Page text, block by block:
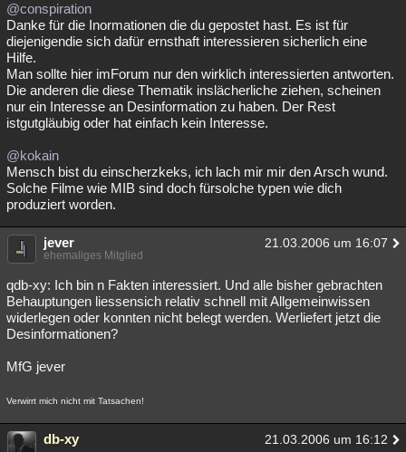
@conspiration
Danke für die Inormationen die du gepostet hast. Es ist für
diejenigendie sich dafür ernsthaft interessieren sicherlich eine
Hilfe.
Man sollte hier imForum nur den wirklich interessierten antworten.
Die anderen die diese Thematik inslächerliche ziehen, scheinen
nur ein Interesse an Desinformation zu haben. Der Rest
istgutgläubig oder hat einfach kein Interesse.
@kokain
Mensch bist du einscherzkeks, ich lach mir mir den Arsch wund.
Solche Filme wie MIB sind doch fürsolche typen wie dich
produziert worden.
jever 21.03.2006 um 16:07
ehemaliges Mitglied
qdb-xy: Ich bin n Fakten interessiert. Und alle bisher gebrachten
Behauptungen liessensich relativ schnell mit Allgemeinwissen
widerlegen oder konnten nicht belegt werden. Werliefert jetzt die
Desinformationen?
MfG jever
Verwirrt mich nicht mit Tatsachen!
db-xy 21.03.2006 um 16:12